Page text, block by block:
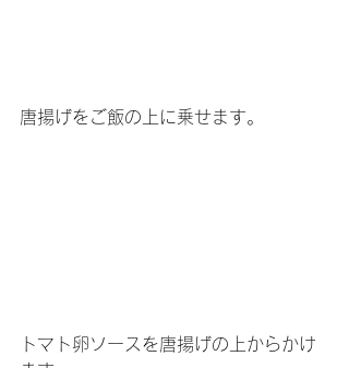
唐揚げをご飯の上に乗せます。
トマト卵ソースを唐揚げの上からかけ